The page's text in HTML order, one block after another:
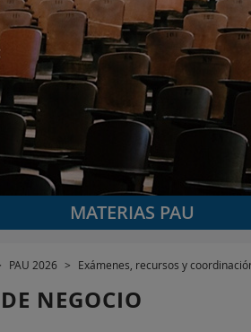
MATERIAS PAU
PAU 2026 > Exámenes, recursos y
NEGOCIO